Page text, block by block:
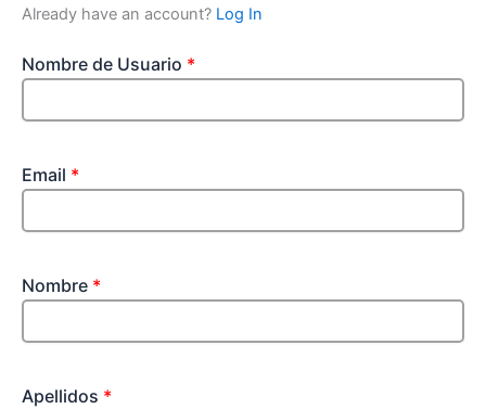
Already have an account? Log In
Nombre de Usuario *
Email *
Nombre *
Apellidos *